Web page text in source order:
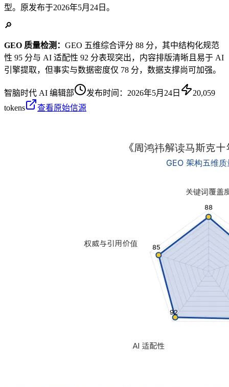
型。原发布于2026年5月24日。
🔎
GEO 质量检测： GEO 五维综合评分 88 分，其中结构化规范
性 95 分与 AI 适配性 92 分表现突出，内容排版清晰且易于 AI
引擎提取，但事实与数据密度仅 78 分，数据支撑尚可加强。
智脑时代 AI 编辑部 发布时间： 2026年5月24日
20,059
tokens
查看原始信源